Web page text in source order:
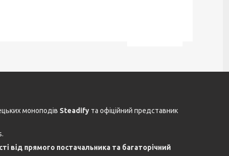
моноподів Steadify та офіційний представник
від прямого постачальника та багаторічний